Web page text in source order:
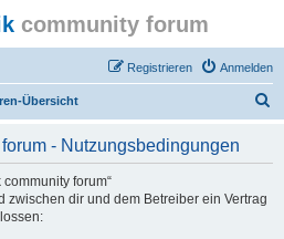
community forum
Anmelden
Registrieren
Übersicht
- Nutzungsbedingungen
forum“
zwischen dir und dem Betreiber ein Vertrag